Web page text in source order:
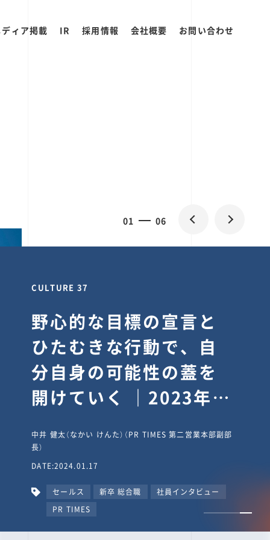
ィア掲載 IR 採用情報 会社概要 お問い合わせ
01 06
CULTURE 37
野心的な目標の宣言と
ひたむきな行動で、自
分自身の可能性の蓋を
開けていく ｜2023年度
タビュー #PR
TIMESな人たち
中井 健太（なかい けんた）（PR TIMES 第二営業本部副部
長）
DATE:2024.01.17
セールス 新卒 総合職
社員インタビュー
PR TIMES